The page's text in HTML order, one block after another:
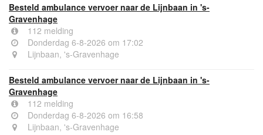
Besteld ambulance vervoer naar de Lijnbaan in 's-
Gravenhage
112 melding
Donderdag 6-8-2026 om 17:02
Lijnbaan, 's-Gravenhage
Besteld ambulance vervoer naar de Lijnbaan in 's-
Gravenhage
112 melding
Donderdag 6-8-2026 om 16:58
Lijnbaan, 's-Gravenhage